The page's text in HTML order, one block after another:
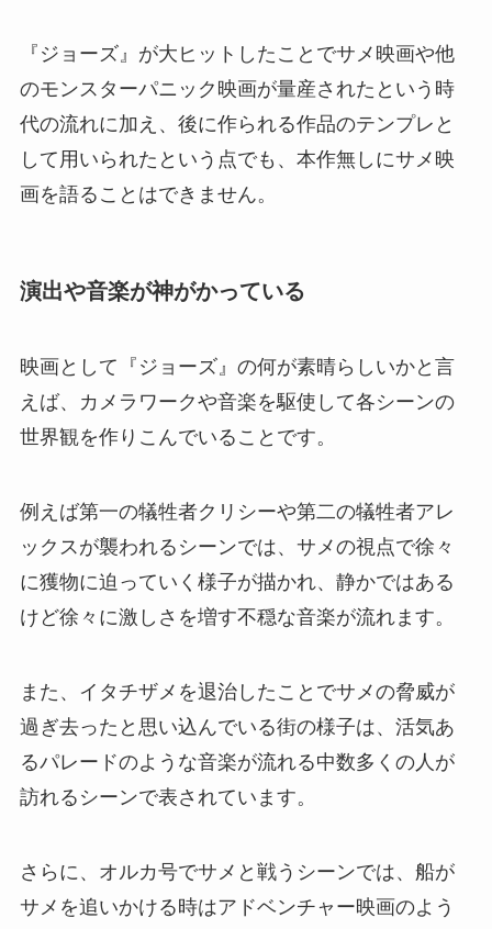
『ジョーズ』が大ヒットしたことでサメ映画や他
のモンスターパニック映画が量産されたという時
代の流れに加え、後に作られる作品のテンプレと
して用いられたという点でも、本作無しにサメ映
画を語ることはできません。
演出や音楽が神がかっている
映画として『ジョーズ』の何が素晴らしいかと言
えば、カメラワークや音楽を駆使して各シーンの
世界観を作りこんでいることです。
例えば第一の犠牲者クリシーや第二の犠牲者アレ
ックスが襲われるシーンでは、サメの視点で徐々
に獲物に迫っていく様子が描かれ、静かではある
けど徐々に激しさを増す不穏な音楽が流れます。
また、イタチザメを退治したことでサメの脅威が
過ぎ去ったと思い込んでいる街の様子は、活気あ
るパレードのような音楽が流れる中数多くの人が
訪れるシーンで表されています。
さらに、オルカ号でサメと戦うシーンでは、船が
サメを追いかける時はアドベンチャー映画のよう